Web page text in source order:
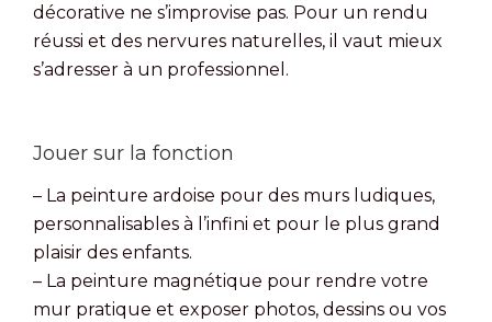
décorative ne s’improvise pas. Pour un rendu
réussi et des nervures naturelles, il vaut mieux
s’adresser à un professionnel.
Jouer sur la fonction
– La peinture ardoise pour des murs ludiques,
personnalisables à l’infini et pour le plus grand
plaisir des enfants.
– La peinture magnétique pour rendre votre
mur pratique et exposer photos, dessins ou vos